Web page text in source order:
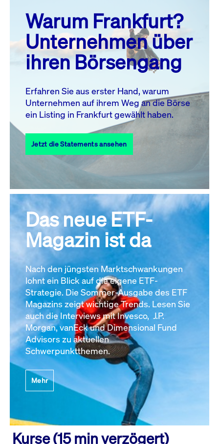
MO. DI. MI. DO. FR. SA. SO.
1
2
3
4 5 6 7 8
10 11 13 14
17
18 19 20 21 22
23
27 28
31
Alle Events
Warum Frankfurt?
Unternehmen über
ihren Börsengang
Erfahren Sie aus erster Hand, warum
Unternehmen auf ihrem Weg an die Börse
ein Listing in Frankfurt gewählt haben.
Jetzt die Statements ansehen
Das neue ETF-
Magazin ist da
Nach den jüngsten Marktschwankungen
lohnt ein Blick auf die eigene ETF-
Strategie. Die Sommer-Ausgabe des ETF
Magazins zeigt wichtige Trends. Lesen Sie
auch die Interviews mit Invesco, J.P.
Morgan, vanEck und Dimensional Fund
Advisors zu aktuellen
Schwerpunktthemen.
Mehr
Kurse (15 min verzögert)